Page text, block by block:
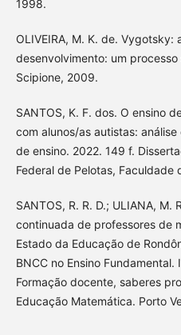
1998.
OLIVEIRA, M. K. de. Vygotsky:
desenvolvimento: um
Scipione, 2009.
SANTOS, K. F. dos. O ensino
com alunos/as autistas:
de ensino. 2022. 149 f.
Federal de Pelotas, Faculdade
SANTOS, R. R. D.; ULIANA, M.
continuada de professores de
Estado da Educação de
BNCC no Ensino Fundamental.
Formação docente, saberes
Educação Matemática. Porto